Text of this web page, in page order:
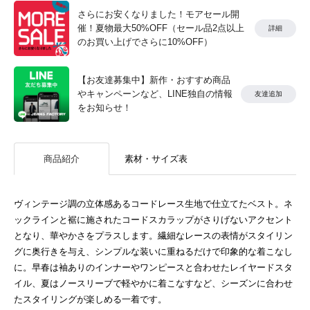
さらにお安くなりました！モアセール開
催！夏物最大50%OFF（セール品2点以上
のお買い上げでさらに10%OFF）
詳細
【お友達募集中】新作・おすすめ商品
やキャンペーンなど、LINE独自の情報
をお知らせ！
友達追加
商品紹介 素材・サイズ表
ヴィンテージ調の立体感あるコードレース生地で仕立てたベスト。ネ
ックラインと裾に施されたコードスカラップがさりげないアクセント
となり、華やかさをプラスします。繊細なレースの表情がスタイリン
グに奥行きを与え、シンプルな装いに重ねるだけで印象的な着こなし
に。早春は袖ありのインナーやワンピースと合わせたレイヤードスタ
イル、夏はノースリーブで軽やかに着こなすなど、シーズンに合わせ
たスタイリングが楽しめる一着です。